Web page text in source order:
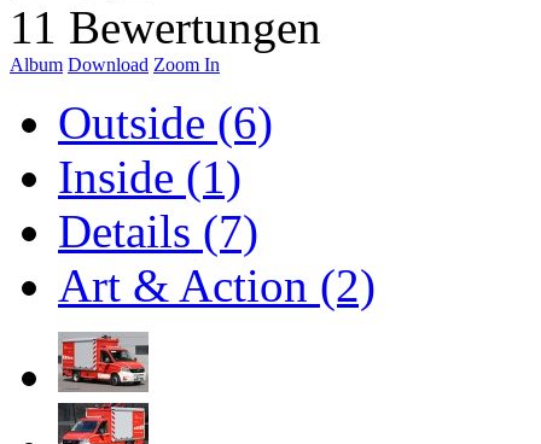
11 Bewertungen
Album Download Zoom In
Outside (6)
Inside (1)
Details (7)
Art & Action (2)